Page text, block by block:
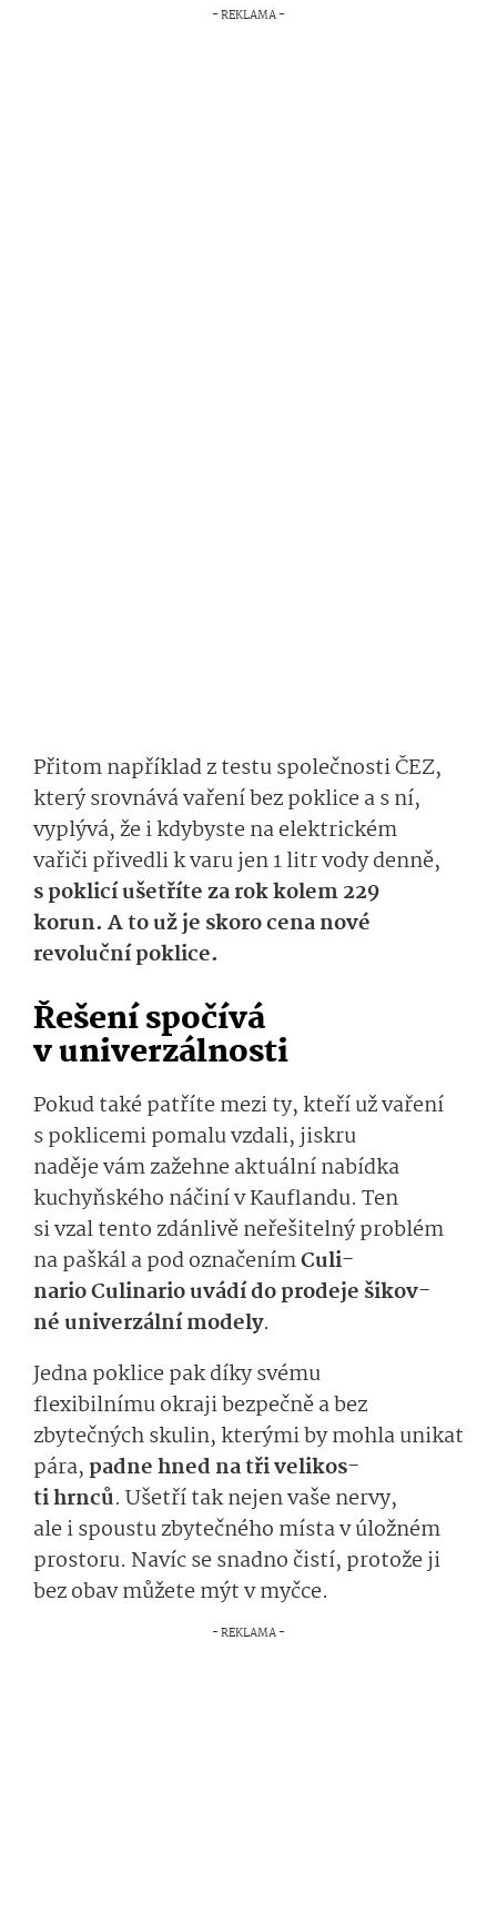
Přitomnapříklad ztestu společnosti ČEZ,
který srovnává vaření bez poklice a s ní,
vyplývá, že i kdybyste na elektrickém
vařičipřivedli k varu jen 1 litr vody denně,
s poklicí ušetříte za rokkolem229
korun. A to už je skoro cena nové
revoluční poklice.
Řešeníspočívá
v univerzálnosti
Pokud také patříte mezi ty, kteří už vaření
s poklicemi pomalu vzdali, jiskru
nadějevámza­žehneaktuální nabídka
kuchyňského náčinívKauflan­du. Ten
si vzaltento zdán­livě neřešitelný problém
na paškál apod označenímCuli­
narioCulinari­ouvádído prodeje šikov­
néuniverzálnímo­dely.
Jedna poklice pakdíky svému
flexibilnímuo­krajibezpečněa bez
zbytečných skulin, kterými by mohla unikat
pára,padne hned natřivelikos­
tihrnců. Ušet­ří tak nejen vaše nervy,
alei spoustuzby­tečného místav ú­ložném
prostoru. Navíc se snadno čistí, protože ji
bez obav můžete mýt v myčce.